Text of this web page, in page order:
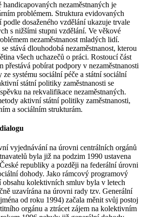
nezaměstnaných je
problémem. Struktura evidovaných
podle dosaženého vzdělání ukazuje trvale
s nižšími stupni vzdělání. Ve věkové
nezaměstnanost mladých lidí.
stává dlouhodobá nezaměstnanost, kterou
všech uchazečů o práci. Rostoucí část
přestává pobírat podpory v nezaměstnanosti
systému sociální péče a státní sociální
státní politiky zaměstnanosti se
na rekvalifikace nezaměstnaných.
aktivní státní politiky zaměstnanosti,
a sociálním strukturám.
vyjednávání na úrovni centrálních orgánů
byla již na podzim 1990 ustavena
republiky a později na federální úrovni
dohody. Jako rámcový programový
obsahu kolektivních smluv byla v letech
uzavírána na úrovni rady tzv. Generální
od roku 1994) začala měnit svůj postoj
orgánu a ztrácet zájem na kolektivním